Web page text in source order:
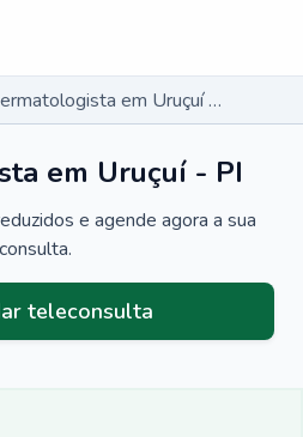
Dermatologista em Uruçuí - PI
em Uruçuí - PI
e agende agora a sua
consulta.
teleconsulta